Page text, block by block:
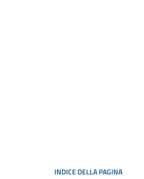
INDICE DELLA PAGINA